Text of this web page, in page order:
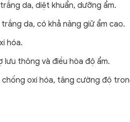
da, diệt khuẩn, dưỡng ẩm.
trắng da, có khả năng giữ ẩm cao.
hóa.
lưu thông và điều hòa độ ẩm.
chống oxi hóa, tăng cường độ